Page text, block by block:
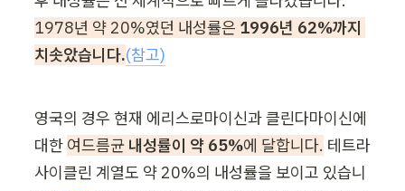
1978년 약 20%였던 내성률은 1996년 62%까지
치솟았습니다.(참고)
영국의 경우 현재 에리스로마이신과 클린다마이신에
대한 여드름균 내성률이 약 65%에 달합니다. 테트라
사이클린 계열도 약 20%의 내성률을 보이고 있습니